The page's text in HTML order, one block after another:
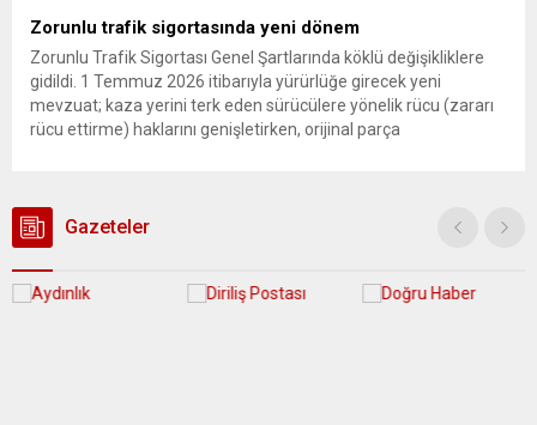
Zorunlu trafik sigortasında yeni dönem
Zorunlu Trafik Sigortası Genel Şartlarında köklü değişikliklere
gidildi. 1 Temmuz 2026 itibarıyla yürürlüğe girecek yeni
mevzuat; kaza yerini terk eden sürücülere yönelik rücu (zararı
rücu ettirme) haklarını genişletirken, orijinal parça
Gazeteler